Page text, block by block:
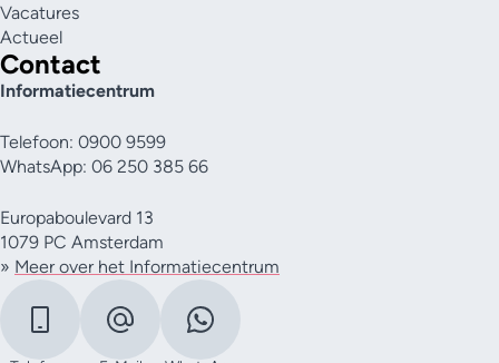
Vacatures
Actueel
Contact
Informatiecentrum
Telefoon: 0900 9599
WhatsApp: 06 250 385 66
Europaboulevard 13
1079 PC Amsterdam
» Meer over het Informatiecentrum